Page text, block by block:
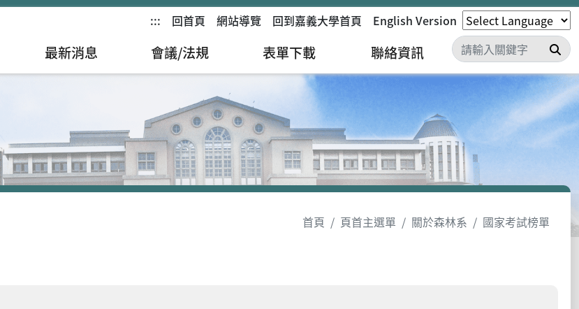
::: 回首頁 網站導覽 回到嘉義大學首頁 English Version
最新消息 會議/法規 表單下載 聯絡資訊 搜
首頁
頁首主選單 關於森林系 國家考試榜單